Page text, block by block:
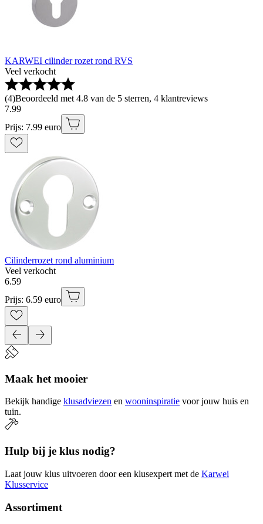
KARWEI cilinder rozet rond RVS
Veel verkocht
(4)Beoordeeld met 4.8 van de 5 sterren, 4 klantreviews
7.99
Prijs: 7.99 euro
Cilinderrozet rond aluminium
Veel verkocht
6.59
Prijs: 6.59 euro
Maak het mooier
Bekijk handige klusadviezen en wooninspiratie voor jouw huis en
tuin.
Hulp bij je klus nodig?
Laat jouw klus uitvoeren door een klusexpert met de Karwei
Klusservice
Assortiment